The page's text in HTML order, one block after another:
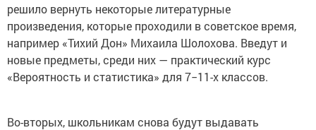
решило вернуть некоторые литературные
произведения, которые проходили в советское время,
например «Тихий Дон» Михаила Шолохова. Введут и
новые предметы, среди них — практический курс
«Вероятность и статистика» для 7−11-х классов.
Во-вторых, школьникам снова будут выдавать